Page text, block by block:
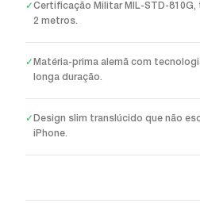
✓Certificação Militar MIL-STD-
2 metros.
✓ Matéria-prima alemã com
longa duração.
✓ Design slim translúcido que não
iPhone.